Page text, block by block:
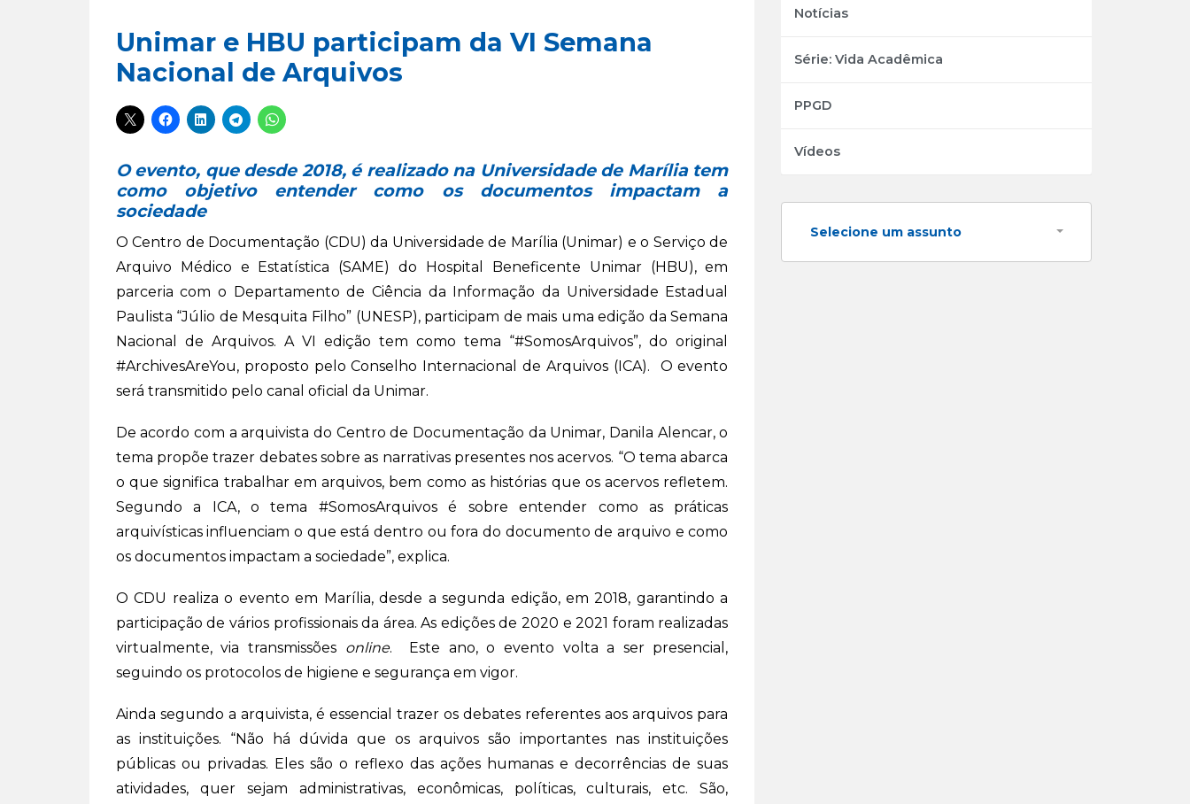
Unimar e HBU participam da VI Semana
Nacional de Arquivos
O evento, que desde 2018, é realizado na Universidade de Marília tem
como objetivo entender como os documentos impactam a
sociedade
O Centro de Documentação (CDU) da Universidade de Marília (Unimar) e o Serviço de
Arquivo Médico e Estatística (SAME) do Hospital Beneficente Unimar (HBU), em
parceria com o Departamento de Ciência da Informação da Universidade Estadual
Paulista “Júlio de Mesquita Filho” (UNESP), participam de mais uma edição da Semana
Nacional de Arquivos. A VI edição tem como tema “#SomosArquivos”, do original
#ArchivesAreYou, proposto pelo Conselho Internacional de Arquivos (ICA). O evento
será transmitido pelo canal oficial da Unimar.
De acordo com a arquivista do Centro de Documentação da Unimar, Danila Alencar, o
tema propõe trazer debates sobre as narrativas presentes nos acervos. “O tema abarca
o que significa trabalhar em arquivos, bem como as histórias que os acervos refletem.
Segundo a ICA, o tema #SomosArquivos é sobre entender como as práticas
arquivísticas influenciam o que está dentro ou fora do documento de arquivo e como
os documentos impactam a sociedade”, explica.
O CDU realiza o evento em Marília, desde a segunda edição, em 2018, garantindo a
participação de vários profissionais da área. As edições de 2020 e 2021 foram realizadas
virtualmente, via transmissões online. Este ano, o evento volta a ser presencial,
seguindo os protocolos de higiene e segurança em vigor.
Ainda segundo a arquivista, é essencial trazer os debates referentes aos arquivos para
as instituições. “Não há dúvida que os arquivos são importantes nas instituições
públicas ou privadas. Eles são o reflexo das ações humanas e decorrências de suas
atividades, quer sejam administrativas, econômicas, políticas, culturais, etc. São,
Notícias
Série: Vida Acadêmica
PPGD
Vídeos
Selecione um assunto